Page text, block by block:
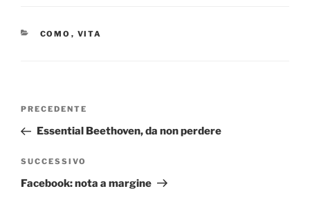
CATEGORIE
COMO , VITA
Navigazione
Articolo
precedente:
PRECEDENTE
Essential Beethoven, da non perdere
Articolo
successivo
SUCCESSIVO
Facebook: nota a margine